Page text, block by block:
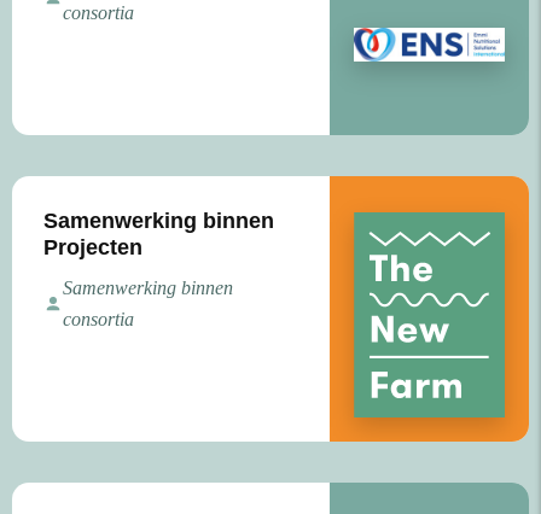
consortia
Samenwerking binnen
Projecten
Samenwerking binnen
consortia